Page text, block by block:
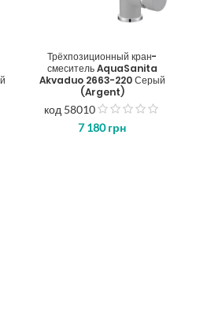
Трёхпозиционный кран-
смеситель AquaSanita
Akvaduo 2663-220 Серый
(Argent)
код 58010
7 180грн